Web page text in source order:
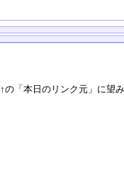
↑の「本日のリンク元」に望